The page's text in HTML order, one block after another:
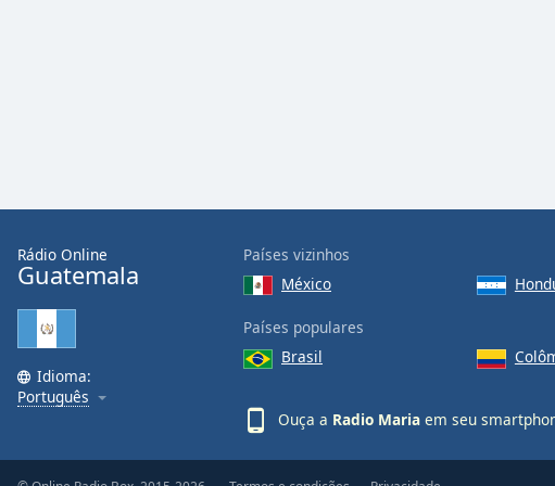
window.
dialog
window.
Escape
will
and
Rádio Online
Guatemala
Idioma:
Português
Países vizinhos
México
Países populares
Brasil
Ouça a Radio Maria em seu